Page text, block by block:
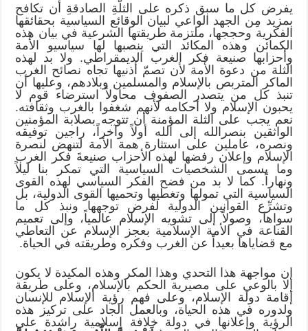
يفرض كل ما سبق ذكره على الثلَّةِ الصادقةِ أن تكافح
بمزيد مِن الجهد الواعي لبيان الوقائع السياسية بحقائقها
الفكرية وحججها، ملتزمة طريقتها الشرعية في بيان هذه
الكمائن وهذه المكائد التي ينصبها لها سياسيو الأمة
وأحزابها صنيعة فكر الغرب الديمقراطي. ولا بد لهذه
الثلة من دعوة الأمة لأن تصمّ أذنيها تجاه نصائح الغرب
الماكر المتربص بالإسلام والمسلمين وبلادهم، وعليها أن
تنبذ كل من يتصدر الصفوف محاولاً استرضاء قوم لا
يحبون الإسلام ولا أحكامه لأنهم شغفوا بالغرب وثقافته.
نعم يجب على الثلة المؤمنة أن تتوجه بصلابة المؤمنين
الواثقين بنصرالله إلى الله أولاً وآخراً، راجين توفيقه
ونصره، عاملين على استثارة همة الأمة لتنهض لنصرة
الإسلام وإعلان رفضها لهذه الأحزاب صنيعةَ فكر الغرب
وما يسمى الشخصيات السياسية التي تمكر بنا ليلاً
ونهاراً. كما لا بد من فضح الفكر السياسي لهذه القوى
السياسية التي تمولها وتغطيها وتحميها القوى الدولية، بل
وتشرِّع القوانين الدولية لفرض توجهها ونبذ كل ما
سواها، وصولاً إلى تشويه الإسلام عالمياً، وإلى تعميم
القناعة في الأمة الإسلامية بعجز الإسلام عن التعاطي
مع قضاياها بعيداً عن الغرب وفكره وطريقته في الحياة.
إن مواجهة هذا التحدي وهذا المكر وهذه المكيدة لا يكون
إلا بالوعي على مصيرية الحكم بالإسلام، وعلى طريقة
إقامة دولة الإسلام، وعلى فهم رؤية الإسلام للإنسان
ولدوره في هذه الحياة، وبالعمل الجاد على تركيز هذه
الرؤية وإعلانها في دولة خلافة إسلامية راشدة على